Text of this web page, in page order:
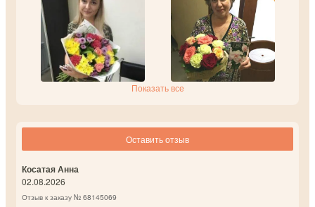
Показать все
Оставить отзыв
Косатая Анна
02.08.2026
Отзыв к заказу № 68145069